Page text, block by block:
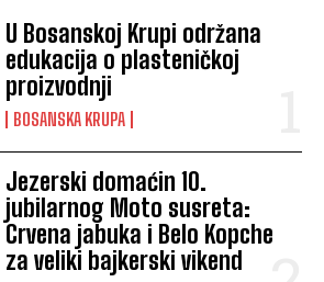
U Bosanskoj Krupi održana
edukacija o plasteničkoj
proizvodnji
BOSANSKA KRUPA
Jezerski domaćin 10.
jubilarnog Moto susreta:
Crvena jabuka i Belo Kopche
za veliki bajkerski vikend